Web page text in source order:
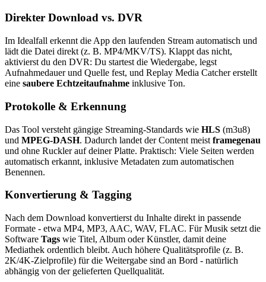
Direkter Download vs. DVR
Im Idealfall erkennt die App den laufenden Stream automatisch und
lädt die Datei direkt (z. B. MP4/MKV/TS). Klappt das nicht,
aktivierst du den DVR: Du startest die Wiedergabe, legst
Aufnahmedauer und Quelle fest, und Replay Media Catcher erstellt
eine saubere Echtzeitaufnahme inklusive Ton.
Protokolle & Erkennung
Das Tool versteht gängige Streaming-Standards wie HLS (m3u8)
und MPEG-DASH. Dadurch landet der Content meist framegenau
und ohne Ruckler auf deiner Platte. Praktisch: Viele Seiten werden
automatisch erkannt, inklusive Metadaten zum automatischen
Benennen.
Konvertierung & Tagging
Nach dem Download konvertierst du Inhalte direkt in passende
Formate - etwa MP4, MP3, AAC, WAV, FLAC. Für Musik setzt die
Software Tags wie Titel, Album oder Künstler, damit deine
Mediathek ordentlich bleibt. Auch höhere Qualitätsprofile (z. B.
2K/4K-Zielprofile) für die Weitergabe sind an Bord - natürlich
abhängig von der gelieferten Quellqualität.